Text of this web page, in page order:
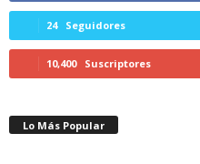
24 Seguidores
10,400 Suscriptores
Lo Más Popular